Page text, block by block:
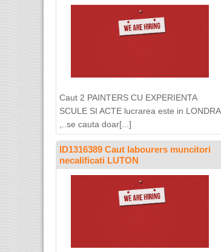
Caut 2 PAINTERS CU EXPERIENTA
SCULE SI ACTE lucrarea este in LONDRA
,..se cauta doar[...]
ID1316389 Caut labourers muncitori
necalificati LUTON